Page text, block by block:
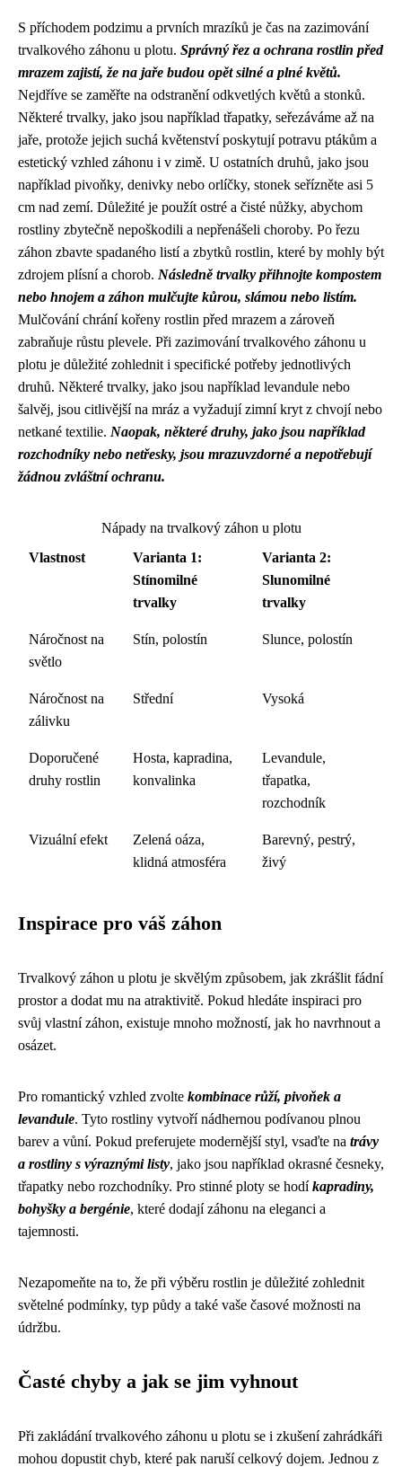
S příchodem podzimu a prvních mrazíků je čas na zazimování
trvalkového záhonu u plotu. Správný řez a ochrana rostlin před
mrazem zajistí, že na jaře budou opět silné a plné květů.
Nejdříve se zaměřte na odstranění odkvetlých květů a stonků.
Některé trvalky, jako jsou například třapatky, seřezáváme až na
jaře, protože jejich suchá květenství poskytují potravu ptákům a
estetický vzhled záhonu i v zimě. U ostatních druhů, jako jsou
například pivoňky, denivky nebo orlíčky, stonek seřízněte asi 5
cm nad zemí. Důležité je použít ostré a čisté nůžky, abychom
rostliny zbytečně nepoškodili a nepřenášeli choroby. Po řezu
záhon zbavte spadaného listí a zbytků rostlin, které by mohly být
zdrojem plísní a chorob. Následně trvalky přihnojte kompostem
nebo hnojem a záhon mulčujte kůrou, slámou nebo listím.
Mulčování chrání kořeny rostlin před mrazem a zároveň
zabraňuje růstu plevele. Při zazimování trvalkového záhonu u
plotu je důležité zohlednit i specifické potřeby jednotlivých
druhů. Některé trvalky, jako jsou například levandule nebo
šalvěj, jsou citlivější na mráz a vyžadují zimní kryt z chvojí nebo
netkané textilie. Naopak, některé druhy, jako jsou například
rozchodníky nebo netřesky, jsou mrazuvzdorné a nepotřebují
žádnou zvláštní ochranu.
Nápady na trvalkový záhon u plotu
Vlastnost
Varianta 1:
Stínomilné
trvalky
Varianta 2:
Slunomilné
trvalky
Náročnost na
světlo
Stín, polostín Slunce, polostín
Náročnost na
zálivku
Střední Vysoká
Doporučené
druhy rostlin
Hosta, kapradina,
konvalinka
Levandule,
třapatka,
rozchodník
Vizuální efekt
Zelená oáza,
klidná atmosféra
Barevný, pestrý,
živý
Inspirace pro váš záhon
Trvalkový záhon u plotu je skvělým způsobem, jak zkrášlit fádní
prostor a dodat mu na atraktivitě. Pokud hledáte inspiraci pro
svůj vlastní záhon, existuje mnoho možností, jak ho navrhnout a
osázet.
Pro romantický vzhled zvolte kombinace růží, pivoňek a
levandule. Tyto rostliny vytvoří nádhernou podívanou plnou
barev a vůní. Pokud preferujete modernější styl, vsaďte na trávy
a rostliny s výraznými listy, jako jsou například okrasné česneky,
třapatky nebo rozchodníky. Pro stinné ploty se hodíkapradiny,
bohyšky a bergénie, které dodají záhonu na eleganci a
tajemnosti.
Nezapomeňte na to, že při výběru rostlin je důležité zohlednit
světelné podmínky, typ půdy a také vaše časové možnosti na
údržbu.
Časté chyby a jak se jim vyhnout
Při zakládání trvalkového záhonu u plotu se i zkušení zahrádkáři
mohou dopustit chyb, které pak naruší celkový dojem. Jednou z